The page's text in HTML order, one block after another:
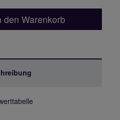
den Warenkorb